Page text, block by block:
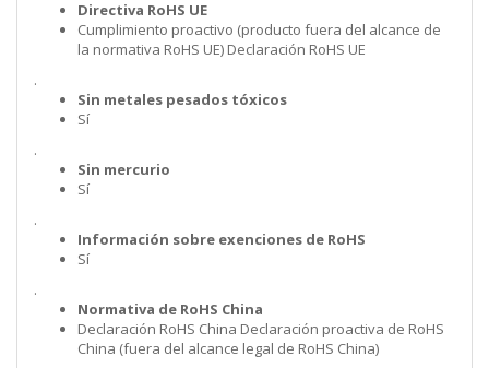
Directiva RoHS UE
Cumplimiento proactivo (producto fuera del alcance de
la normativa RoHS UE) Declaración RoHS UE
.
Sin metales pesados tóxicos
Sí
.
Sin mercurio
Sí
.
Información sobre exenciones de RoHS
Sí
.
Normativa de RoHS China
Declaración RoHS China Declaración proactiva de RoHS
China (fuera del alcance legal de RoHS China)